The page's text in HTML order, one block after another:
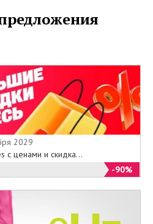
2029
с ценами и скидка...
-90%